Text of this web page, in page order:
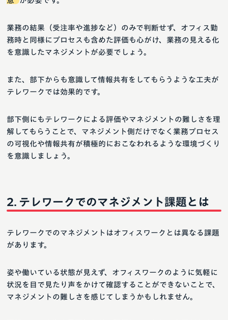
業務の結果（受注率や進捗など）のみで判断せず、オフィス勤
務時と同様にプロセスも含めた評価も心がけ、業務の見える化
を意識したマネジメントが必要でしょう。
また、部下からも意識して情報共有をしてもらうような工夫が
テレワークでは効果的です。
部下側にもテレワークによる評価やマネジメントの難しさを理
解してもらうことで、マネジメント側だけでなく業務プロセス
の可視化や情報共有が積極的におこなわれるような環境づくり
を意識しましょう。
テレワークでのマネジメント課題とは
テレワークでのマネジメントはオフィスワークとは異なる課題
があります。
姿や働いている状態が見えず、オフィスワークのように気軽に
状況を目で見たり声をかけて確認することができないことで、
マネジメントの難しさを感じてしまうかもしれません。